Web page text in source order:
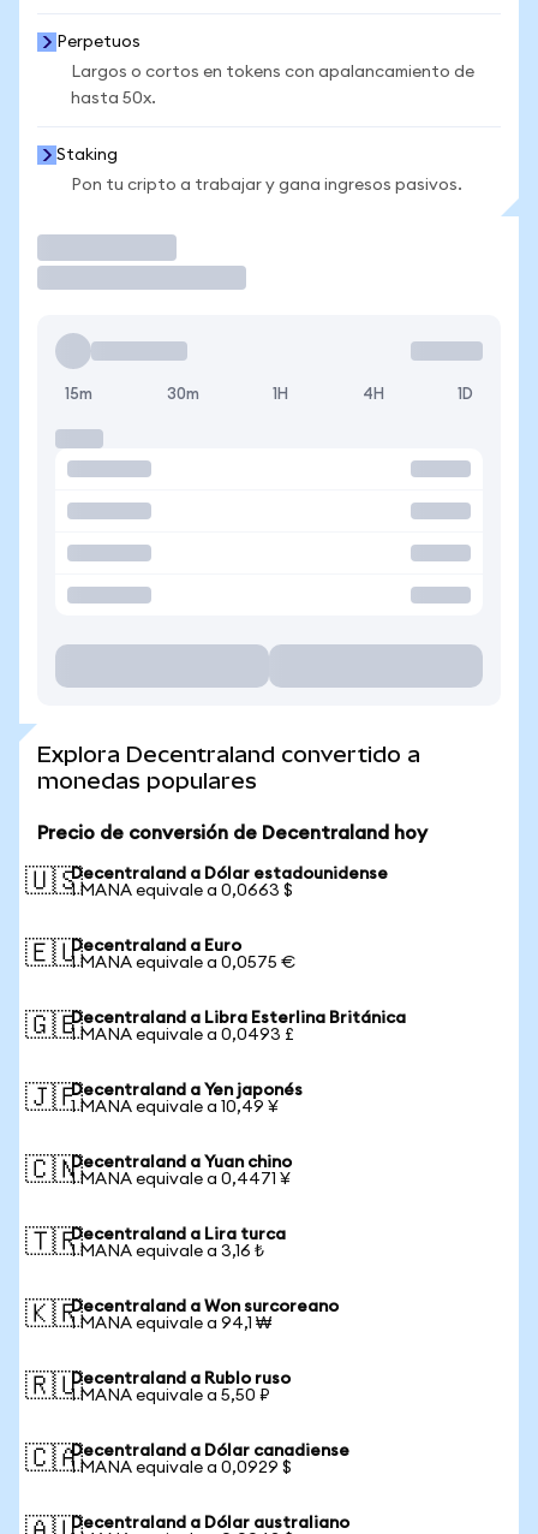
Perpetuos
Largos o cortos en tokens con apalancamiento de
hasta 50x.
Staking
Pon tu cripto a trabajar y gana ingresos pasivos.
15m 30m 1H 4H 1D
Explora Decentraland convertido a
monedas populares
Precio de conversión de Decentraland hoy
🇺🇸Decentraland a Dólar estadounidense
1 MANA equivale a 0,0663 $
🇪🇺Decentraland a Euro
1 MANA equivale a 0,0575 €
🇬🇧Decentraland a Libra Esterlina Británica
1 MANA equivale a 0,0493 £
🇯🇵Decentraland a Yen japonés
1 MANA equivale a 10,49 ¥
🇨🇳Decentraland a Yuan chino
1 MANA equivale a 0,4471 ¥
🇹🇷Decentraland a Lira turca
1 MANA equivale a 3,16 ₺
🇰🇷Decentraland a Won surcoreano
1 MANA equivale a 94,1 ₩
🇷🇺Decentraland a Rublo ruso
1 MANA equivale a 5,50 ₽
🇨🇦Decentraland a Dólar canadiense
1 MANA equivale a 0,0929 $
Decentraland a Dólar australiano